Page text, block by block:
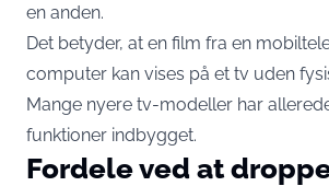
en anden.
Det betyder, at en film fra en
computer kan vises på et tv uden
Mange nyere tv-modeller har
funktioner indbygget.
Fordele ved at